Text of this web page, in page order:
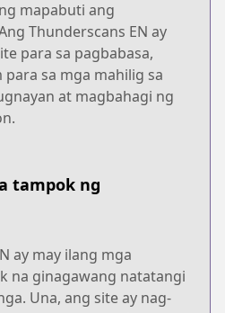
mapabuti ang
Thunderscans EN ay
para sa pagbabasa,
sa mga mahilig sa
at magbahagi ng
tampok ng
ay may ilang mga
na ginagawang natatangi
Una, ang site ay nag-